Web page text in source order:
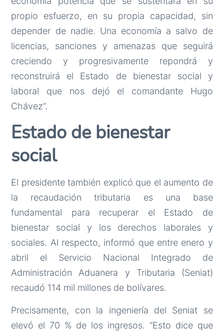
propio esfuerzo, en su propia capacidad, sin
depender de nadie. Una economía a salvo de
licencias, sanciones y amenazas que seguirá
creciendo y progresivamente repondrá y
reconstruirá el Estado de bienestar social y
laboral que nos dejó el comandante Hugo
Chávez”.
Estado de bienestar
social
El presidente también explicó que el aumento de
la recaudación tributaria es una base
fundamental para recuperar el Estado de
bienestar social y los derechos laborales y
sociales. Al respecto, informó que entre enero y
abril el Servicio Nacional Integrado de
Administración Aduanera y Tributaria (Seniat)
recaudó 114 mil millones de bolívares.
Precisamente, con la ingeniería del Seniat se
elevó el 70 % de los ingresos. “Esto dice que